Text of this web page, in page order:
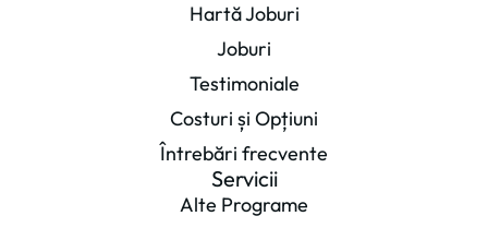
Hartă Joburi
Joburi
Testimoniale
Costuri și Opțiuni
Întrebări frecvente
Servicii
Alte Programe